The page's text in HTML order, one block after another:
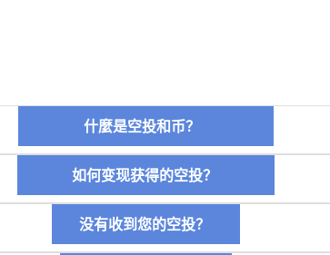
什麼是空投和币？
如何变现获得的空投？
没有收到您的空投？